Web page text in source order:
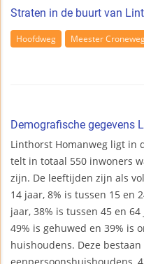
Straten in de buurt van
Hoofdweg Meester
Demografische gegevens
Linthorst Homanweg ligt in
telt in totaal 550 inwoners
zijn. De leeftijden zijn als
14 jaar, 8% is tussen 15 en
jaar, 38% is tussen 45 en
49% is gehuwed en 39% is
huishoudens. Deze bestaan